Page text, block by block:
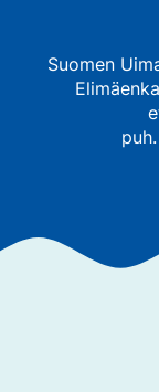
Suomen